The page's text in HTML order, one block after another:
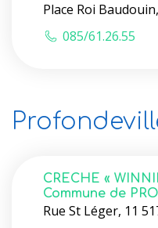
Place Roi
085/61.26.55
CRECHE «
Commune de
Rue St Léger, 11